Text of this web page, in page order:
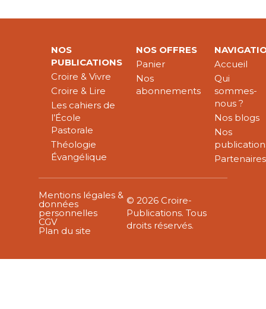
NOS
PUBLICATIONS
Croire & Vivre
Croire & Lire
Les cahiers de
l’École
Pastorale
Théologie
Évangélique
NOS OFFRES
Panier
Nos
abonnements
Accueil
Qui
sommes-
nous ?
Nos blogs
Nos
Partenaires
Mentions légales &
données
personnelles
CGV
Plan du site
© 2026 Croire-
Publications. Tous
droits réservés.